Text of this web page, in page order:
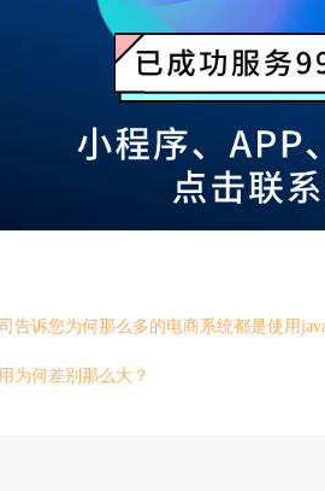
告诉您为何那么多的电商系统都是使用
为何差别那么大？